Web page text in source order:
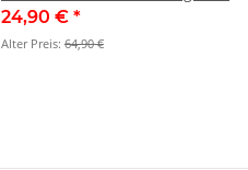
24,90 € *
Alter Preis: 64,90 €